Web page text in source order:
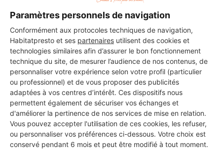
Paramètres personnels de navigation
Conformément aux protocoles techniques de navigation,
Habitatpresto et ses partenaires utilisent des cookies et
technologies similaires afin d’assurer le bon fonctionnement
technique du site, de mesurer l’audience de nos contenus, de
personnaliser votre expérience selon votre profil (particulier
ou professionnel) et de vous proposer des publicités
adaptées à vos centres d’intérêt. Ces dispositifs nous
permettent également de sécuriser vos échanges et
d'améliorer la pertinence de nos services de mise en relation.
Vous pouvez accepter l'utilisation de ces cookies, les refuser,
ou personnaliser vos préférences ci-dessous. Votre choix est
conservé pendant 6 mois et peut être modifié à tout moment.
DEMANDER UN DEVIS